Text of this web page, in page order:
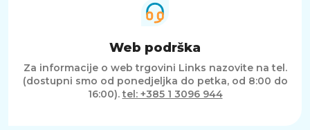
Web podrška
Za informacije o web trgovini Links nazovite na tel.
(dostupni smo od ponedjeljka do petka, od 8:00 do
16:00).tel: +385 1 3096 944